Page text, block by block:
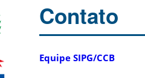
Contato
Equipe SIPG/CCB